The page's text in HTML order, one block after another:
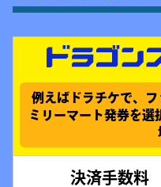
例えばドラチケで、
ミリーマート発券を選
決済手数料